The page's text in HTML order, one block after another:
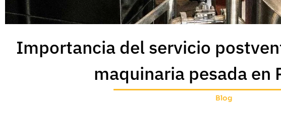
Importancia del servicio
maquinaria pesada en
Blog